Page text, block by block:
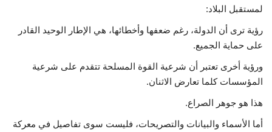
لمستقبل البلاد:
رؤية ترى أن الدولة، رغم ضعفها وأخطائها، هي الإطار الوحيد القادر
على حماية الجميع.
ورؤية أخرى تعتبر أن شرعية القوة المسلحة تتقدم على شرعية
المؤسسات كلما تعارض الاثنان.
هذا هو جوهر الصراع.
أما الأسماء والبيانات والتصريحات، فليست سوى تفاصيل في معركة